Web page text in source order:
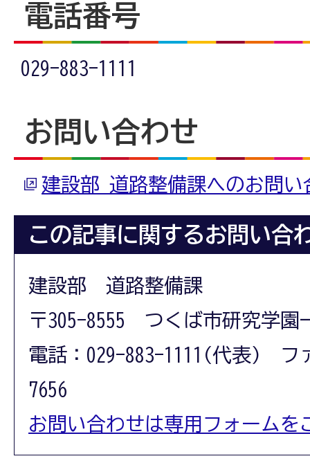
電話番号
029-883-1111
お問い合わせ
建設部 道路整備課へのお問い
この記事に関するお問い合
建設部 道路整備課
〒305-8555 つくば市研究学園
電話：029-883-1111(代表) フ
7656
お問い合わせは専用フォームを